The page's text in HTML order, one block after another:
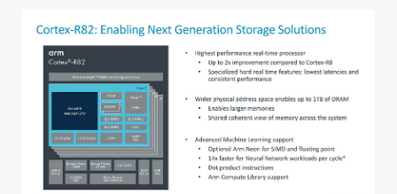
KAUPPA
VAIHDA TEEMA
HAKU